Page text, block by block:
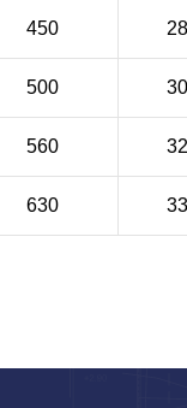
450
500
560
630